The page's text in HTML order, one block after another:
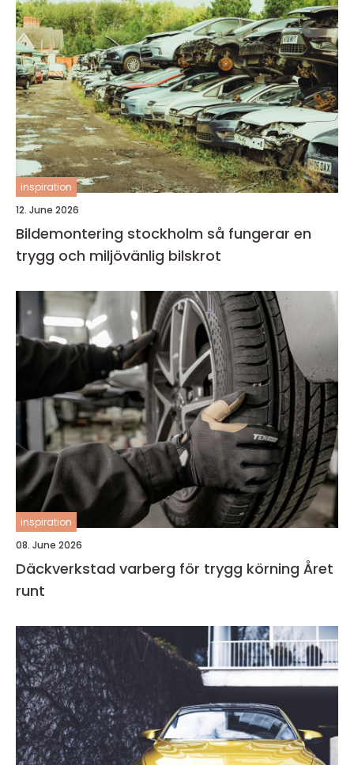
inspiration
12. June 2026
Bildemontering stockholm så fungerar en
trygg och miljövänlig bilskrot
inspiration
08. June 2026
Däckverkstad varberg för trygg körning Året
runt